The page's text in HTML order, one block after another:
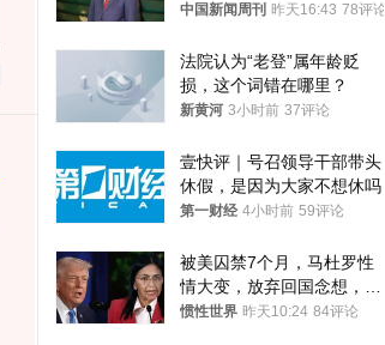
中国新闻周刊 昨天16:43 78评论
法院认为“老登”属年龄贬
损，这个词错在哪里？
新黄河 3小时前 37评论
壹快评｜号召领导干部带头
休假，是因为大家不想休吗
第一财经 4小时前 59评论
被美囚禁7个月，马杜罗性
情大变，放弃回国念想，最
后嘱托已公开
惯性世界 昨天10:24 84评论